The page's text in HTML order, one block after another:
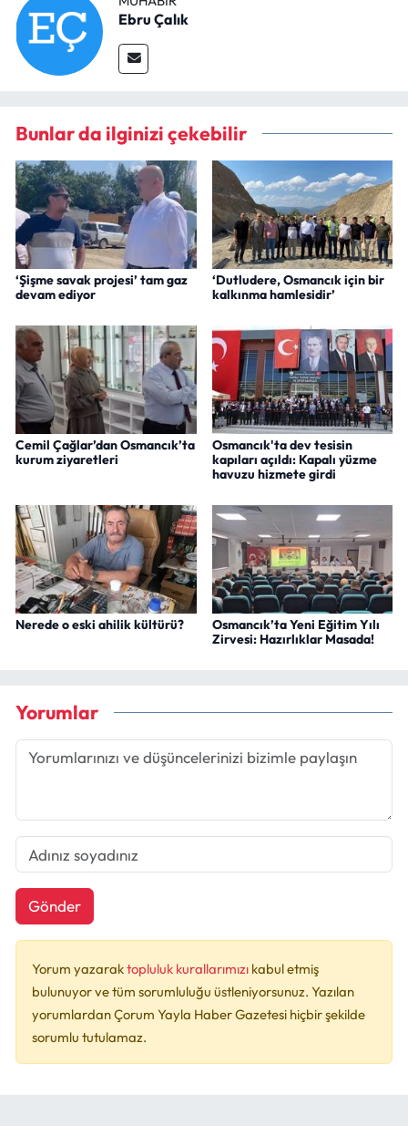
Ebru Çalık
Bunlar da ilginizi çekebilir
‘Şişme savak projesi’ tam gaz
devam ediyor
‘Dutludere, Osmancık için bir
kalkınma hamlesidir’
Cemil Çağlar’dan Osmancık’ta
kurum ziyaretleri
Osmancık'ta dev tesisin
kapıları açıldı: Kapalı yüzme
havuzu hizmete girdi
Nerede o eski ahilik kültürü?
Osmancık’ta Yeni Eğitim Yılı
Zirvesi: Hazırlıklar Masada!
Yorumlar
Gönder
Yorum yazaraktopluluk kurallarımızı kabul etmiş
bulunuyor ve tüm sorumluluğu üstleniyorsunuz. Yazılan
yorumlardan Çorum Yayla Haber Gazetesi hiçbir şekilde
sorumlu tutulamaz.